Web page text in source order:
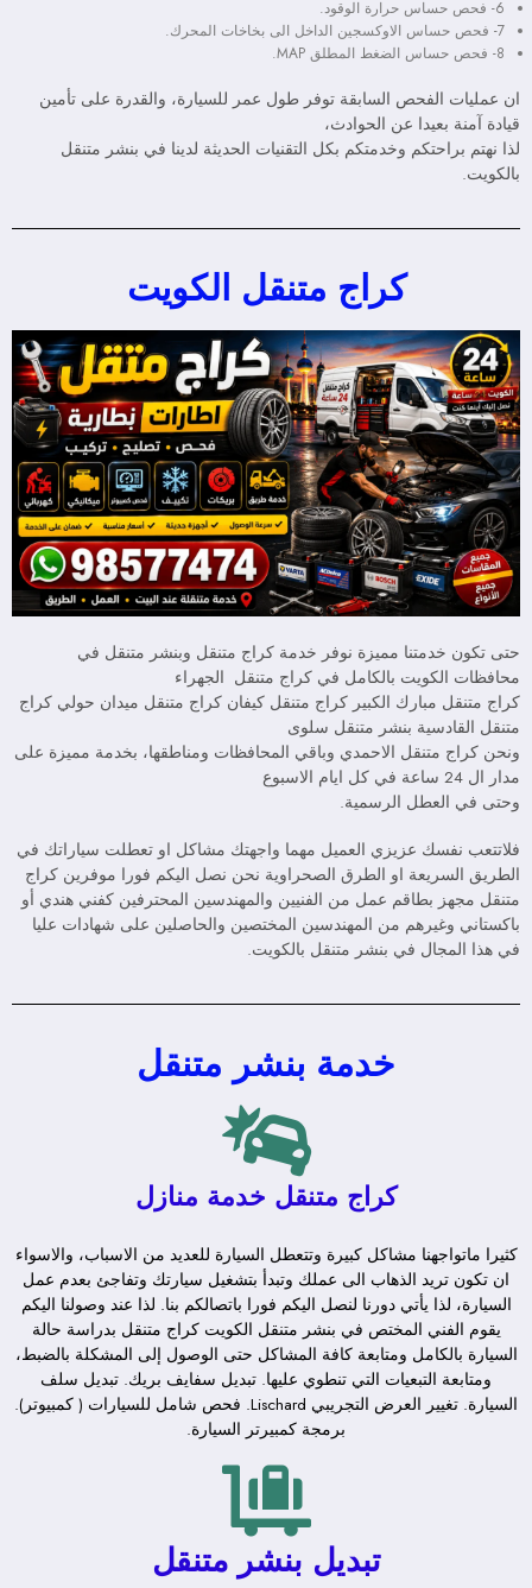
6- فحص حساس حرارة الوقود.
7- فحص حساس الاوكسجين الداخل الى بخاخات المحرك.
8- فحص حساس الضغط المطلق MAP.
ان عمليات الفحص السابقة توفر طول عمر للسيارة، والقدرة على تأمين
قيادة آمنة بعيدا عن الحوادث،
لذا نهتم براحتكم وخدمتكم بكل التقنيات الحديثة لدينا في بنشر متنقل
بالكويت.
كراج متنقل الكويت
حتى تكون خدمتنا مميزة نوفر خدمة كراج متنقل وبنشر متنقل في
محافظات الكويت بالكامل في كراج متنقل الجهراء
كراج متنقل مبارك الكبير كراج متنقل كيفان كراج متنقل ميدان حولي كراج
متنقل القادسية بنشر متنقل سلوى
ونحن كراج متنقل الاحمدي وباقي المحافظات ومناطقها، بخدمة مميزة على
مدار ال 24 ساعة في كل ايام الاسبوع
وحتى في العطل الرسمية.
فلاتتعب نفسك عزيزي العميل مهما واجهتك مشاكل او تعطلت سياراتك في
الطريق السريعة او الطرق الصحراوية نحن نصل اليكم فورا موفرين كراج
متنقل مجهز بطاقم عمل من الفنيين والمهندسين المحترفين كفني هندي أو
باكستاني وغيرهم من المهندسين المختصين والحاصلين على شهادات عليا
في هذا المجال في بنشر متنقل بالكويت.
خدمة بنشر متنقل
كراج متنقل خدمة منازل
كثيرا ماتواجهنا مشاكل كبيرة وتتعطل السيارة للعديد من الاسباب، والاسواء
ان تكون تريد الذهاب الى عملك وتبدأ بتشغيل سيارتك وتفاجئ بعدم عمل
السيارة، لذا يأتي دورنا لنصل اليكم فورا باتصالكم بنا. لذا عند وصولنا اليكم
يقوم الفني المختص في بنشر متنقل الكويت كراج متنقل بدراسة حالة
السيارة بالكامل ومتابعة كافة المشاكل حتى الوصول إلى المشكلة بالضبط،
ومتابعة التبعيات التي تنطوي عليها. تبديل سفايف بريك. تبديل سلف
السيارة. تغيير العرض التجريبي Lischard. فحص شامل للسيارات ( كمبيوتر).
برمجة كمبيرتر السيارة.
تبديل بنشر متنقل